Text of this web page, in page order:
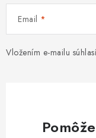
Email
Vložením e-mailu